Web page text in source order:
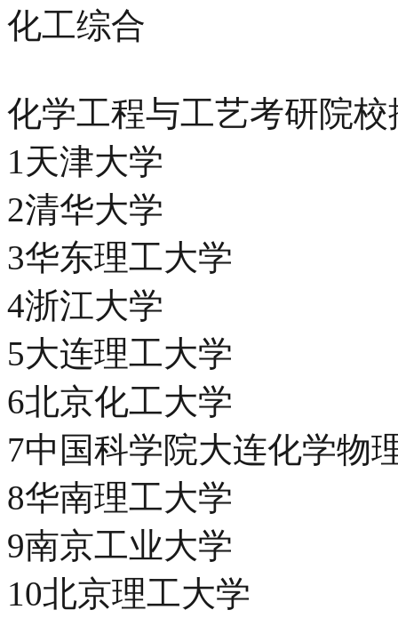
化工综合
化学工程与工艺考研院校
1天津大学
2清华大学
3华东理工大学
4浙江大学
5大连理工大学
6北京化工大学
7中国科学院大连化学物
8华南理工大学
9南京工业大学
10北京理工大学